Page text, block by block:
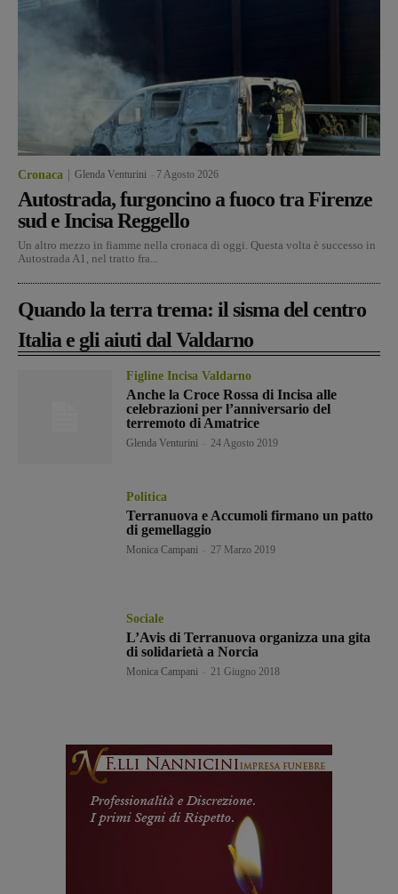
Cronaca Glenda Venturini 7 Agosto 2026
Autostrada, furgoncino a fuoco tra Firenze
sud e Incisa Reggello
Un altro mezzo in fiamme nella cronaca di oggi. Questa volta è successo in
Autostrada A1, nel tratto fra...
Quando la terra trema: il sisma del centro
Italia e gli aiuti dal Valdarno
Figline Incisa Valdarno
Anche la Croce Rossa di Incisa alle
celebrazioni per l’anniversario del
terremoto di Amatrice
Glenda Venturini 24 Agosto 2019
Politica
Terranuova e Accumoli firmano un patto
di gemellaggio
Monica Campani 27 Marzo 2019
Sociale
L’Avis di Terranuova organizza una gita
di solidarietà a Norcia
Monica Campani 21 Giugno 2018